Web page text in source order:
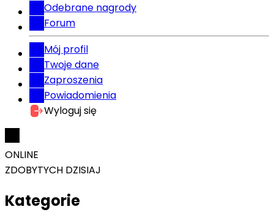
Odebrane nagrody
Forum
Mój profil
Twoje dane
Zaproszenia
Powiadomienia
Wyloguj się
ONLINE
ZDOBYTYCH DZISIAJ
Kategorie